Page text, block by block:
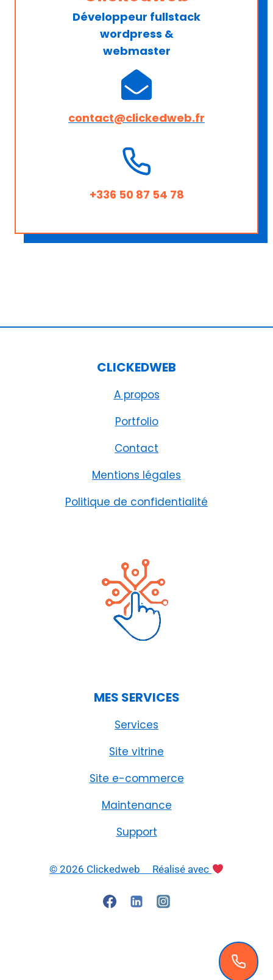
Développeur fullstack
wordpress &
webmaster
contact@clickedweb.fr
+336 50 87 54 78
CLICKEDWEB
A propos
Portfolio
Contact
Mentions légales
Politique de confidentialité
MES SERVICES
Services
Site vitrine
Site e-commerce
Maintenance
Support
© 2026 Clickedweb Réalisé avec